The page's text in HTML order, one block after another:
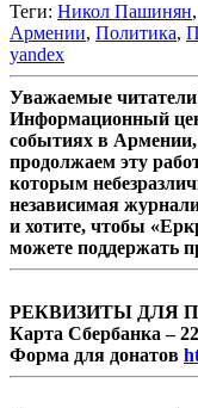
Теги: Никол Пашинян,
Армении, Политика,
yandex
Уважаемые
Информационный
событиях в
продолжаем эту
которым
независимая
и хотите, чтобы
можете поддержать
РЕКВИЗИТЫ ДЛЯ
Карта Сбербанка –
Форма для донатов